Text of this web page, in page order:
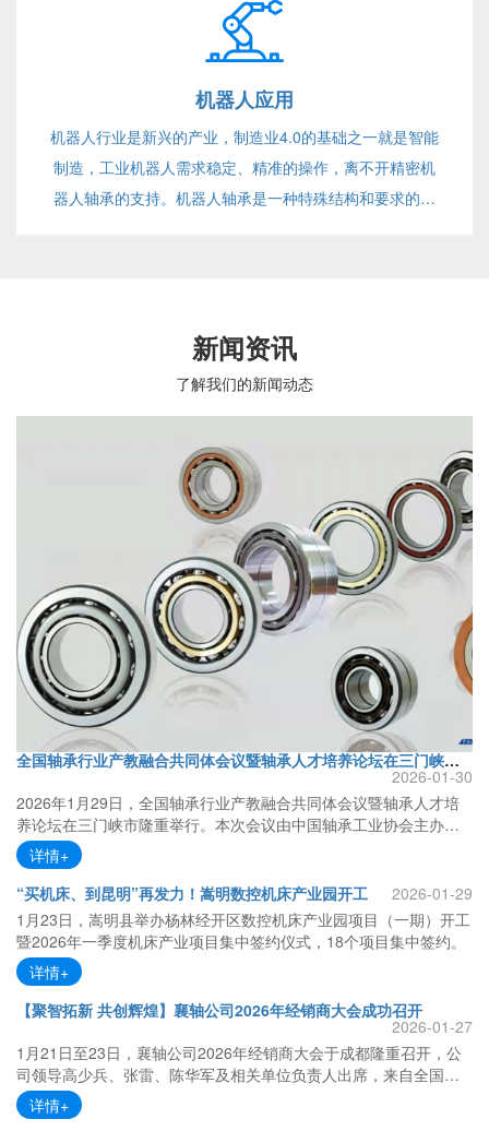
机器人应用
机器人行业是新兴的产业，制造业4.0的基础之一就是智能
制造，工业机器人需求稳定、精准的操作，离不开精密机
器人轴承的支持。机器人轴承是一种特殊结构和要求的轴
新闻资讯
了解我们的新闻动态
全国轴承行业产教融合共同体会议暨轴承人才培养论坛在三门峡成功举办
2026-01-30
2026年1月29日，全国轴承行业产教融合共同体会议暨轴承人才培
养论坛在三门峡市隆重举行。本次会议由中国轴承工业协会主办，
三门峡职业技术学院等单位承办，以“聚智赋能轴承产业升级 协同育
人谱写教育新篇”为主题，吸引了来自全国50家行业组织、高校、职
业院校、科研院所及龙头企业的?表齐聚黄河之滨，共同探讨轴承产
业与教育深度融合、协同育人的创新路径与发展格局。
详情+
“买机床、到昆明”再发力！嵩明数控机床产业园开工
2026-01-29
1月23日，嵩明县举办杨林经开区数控机床产业园项目（一期）开工
暨2026年一季度机床产业项目集中签约仪式，18个项目集中签约。
详情+
【聚智拓新 共创辉煌】襄轴公司2026年经销商大会成功召开
2026-01-27
1月21日至23日，襄轴公司2026年经销商大会于成都隆重召开，公
司领导高少兵、张雷、陈华军及相关单位负责人出席，来自全国各
区域的75位经销商代表参会，共话合作情谊，共谋发展新篇。会议
由党委委员、营销部常务副部长潘琳主持。
详情+